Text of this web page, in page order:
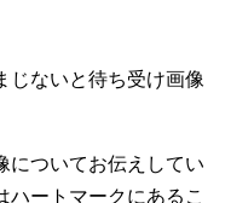
じないと待ち受け画像
についてお伝えしてい
ハートマークにあるこ